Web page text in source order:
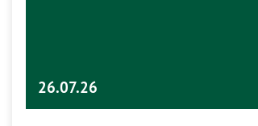
26.07.26